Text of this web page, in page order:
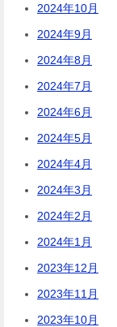
2024年10月
2024年9月
2024年8月
2024年7月
2024年6月
2024年5月
2024年4月
2024年3月
2024年2月
2024年1月
2023年12月
2023年11月
2023年10月